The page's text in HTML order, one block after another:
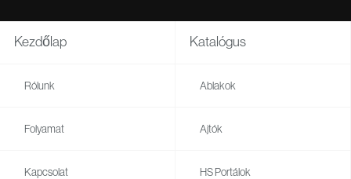
Kezdőlap
Rólunk
Folyamat
Kapcsolat
Katalógus
Ablakok
Ajtók
HS Portálok